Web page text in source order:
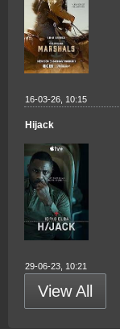
16-03-26, 10:15
Hijack
29-06-23, 10:21
View All